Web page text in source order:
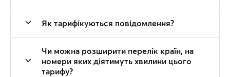
Як тарифікуються повідомлення?
Чи можна розширити перелік країн, на
номери яких діятимуть хвилини цього
тарифу?